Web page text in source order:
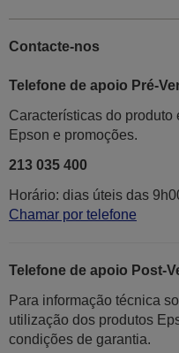
Contacte-nos
Telefone de apoio Pré-
Características do
Epson e promoções.
213 035 400
Horário: dias úteis das
Chamar por telefone
Telefone de apoio Post-
Para informação técnica
utilização dos produtos
condições de garantia.